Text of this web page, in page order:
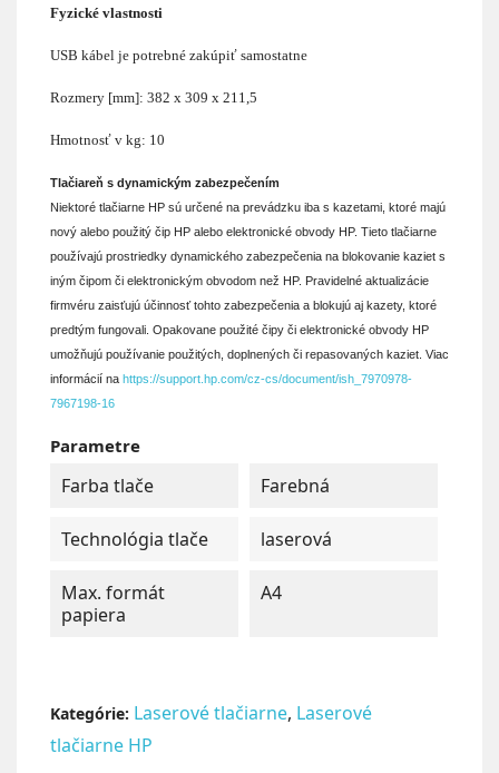
Fyzické vlastnosti
USB kábel je potrebné zakúpiť samostatne
Rozmery [mm]: 382 x 309 x 211,5
Hmotnosť v kg: 10
Tlačiareň s dynamickým zabezpečením
Niektoré tlačiarne HP sú určené na prevádzku iba s kazetami, ktoré majú
nový alebo použitý čip HP alebo elektronické obvody HP. Tieto tlačiarne
používajú prostriedky dynamického zabezpečenia na blokovanie kaziet s
iným čipom či elektronickým obvodom než HP. Pravidelné aktualizácie
firmvéru zaisťujú účinnosť tohto zabezpečenia a blokujú aj kazety, ktoré
predtým fungovali. Opakovane použité čipy či elektronické obvody HP
umožňujú používanie použitých, doplnených či repasovaných kaziet. Viac
informácií na https://support.hp.com/cz-cs/document/ish_7970978-
7967198-16
Parametre
Farba tlače Farebná
Technológia tlače laserová
Max. formát
papiera
A4
Kategórie: Laserové tlačiarne, Laserové
tlačiarne HP